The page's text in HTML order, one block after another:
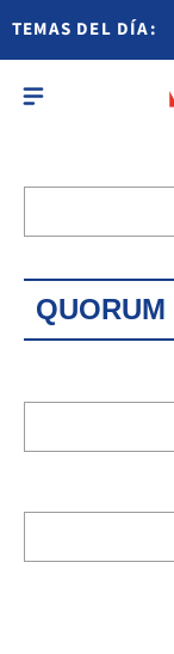
TEMAS DEL DÍA:
QUORUM